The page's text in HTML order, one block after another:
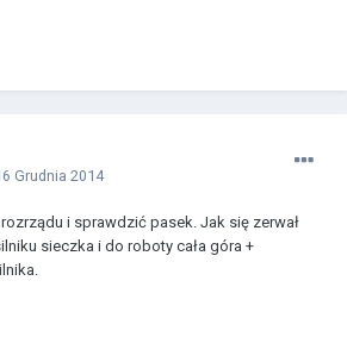
Grudnia 2014
i sprawdzić pasek. Jak się zerwał
sieczka i do roboty cała góra +